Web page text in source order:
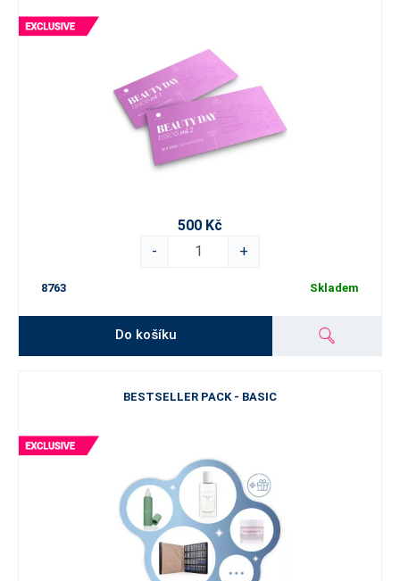
500 Kč
-
+
8763 Skladem
Do košíku
BESTSELLER PACK - BASIC